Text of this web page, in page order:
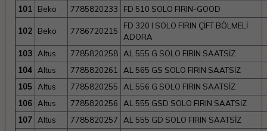
101
Beko 7785820233 FD 510 SOLO FIRIN-GOOD
102 Beko 7786720215
FD 320 I SOLO FIRIN ÇİFT BÖLMELİ
ADORA
103 Altus 7785820258 AL 555 G SOLO FIRIN SAATSİZ
104 Altus 7785820261
AL 565 GS SOLO FIRIN SAATSİZ
105 Altus 7785820255
AL 556 G SOLO FIRIN SAATSİZ
106 Altus 7785820256
AL 555 GSD SOLO FIRIN SAATSİZ
107 Altus 7785820257
AL 555 GD SOLO FIRIN SAATSİZ